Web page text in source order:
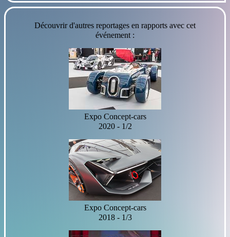
Découvrir d'autres reportages en rapports avec cet
événement :
Expo Concept-cars
2020 - 1/2
Expo Concept-cars
2018 - 1/3